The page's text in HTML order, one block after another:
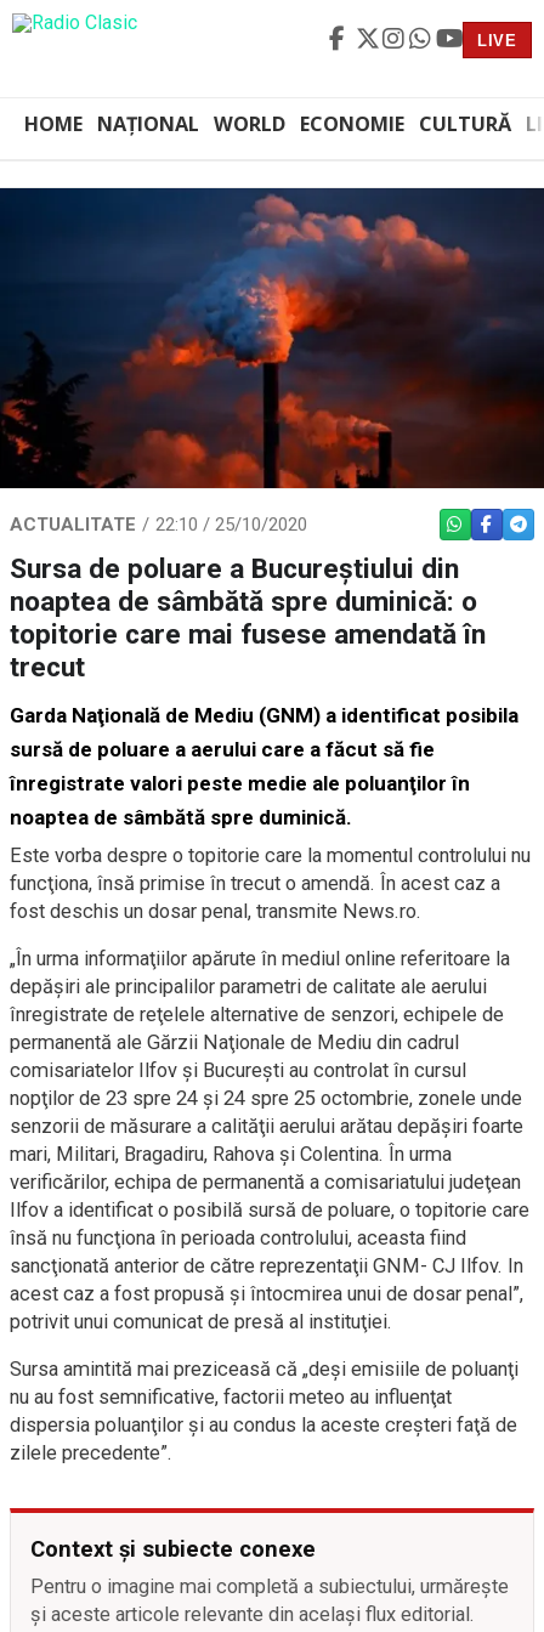
LIVE
HOME NAȚIONAL WORLD ECONOMIE CULTURĂ
ACTUALITATE 22:10 / 25/10/2020 WHATSAPP
Sursa de poluare a Bucureștiului din
noaptea de sâmbătă spre duminică: o
topitorie care mai fusese amendată în
trecut
Garda Naţională de Mediu (GNM) a identificat posibila
sursă de poluare a aerului care a făcut să fie
înregistrate valori peste medie ale poluanţilor în
noaptea de sâmbătă spre duminică.
Este vorba despre o topitorie care la momentul controlului nu
funcţiona, însă primise în trecut o amendă. În acest caz a
fost deschis un dosar penal, transmite News.ro.
„În urma informaţiilor apărute în mediul online referitoare la
depăşiri ale principalilor parametri de calitate ale aerului
înregistrate de reţelele alternative de senzori, echipele de
permanentă ale Gărzii Naţionale de Mediu din cadrul
comisariatelor Ilfov şi Bucureşti au controlat în cursul
nopţilor de 23 spre 24 şi 24 spre 25 octombrie, zonele unde
senzorii de măsurare a calităţii aerului arătau depăşiri foarte
mari, Militari, Bragadiru, Rahova şi Colentina. În urma
verificărilor, echipa de permanentă a comisariatului judeţean
Ilfov a identificat o posibilă sursă de poluare, o topitorie care
însă nu funcţiona în perioada controlului, aceasta fiind
sancţionată anterior de către reprezentaţii GNM- CJ Ilfov. In
acest caz a fost propusă şi întocmirea unui de dosar penal”,
potrivit unui comunicat de presă al instituţiei.
Sursa amintită mai preziceasă că „deşi emisiile de poluanţi
nu au fost semnificative, factorii meteo au influenţat
dispersia poluanţilor şi au condus la aceste creşteri faţă de
zilele precedente”.
Context și subiecte conexe
Pentru o imagine mai completă a subiectului, urmărește
și aceste articole relevante din același flux editorial.